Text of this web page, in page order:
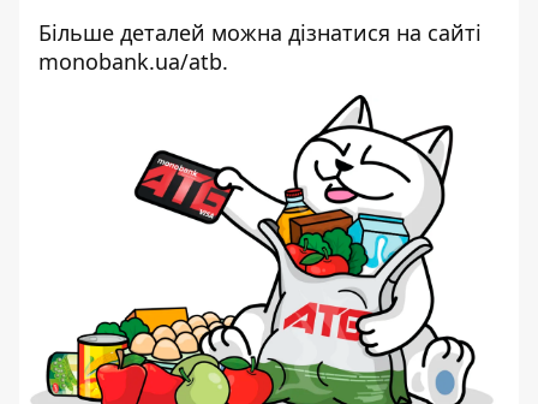
Більше деталей можна дізнатися на сайті
monobank.ua/atb.